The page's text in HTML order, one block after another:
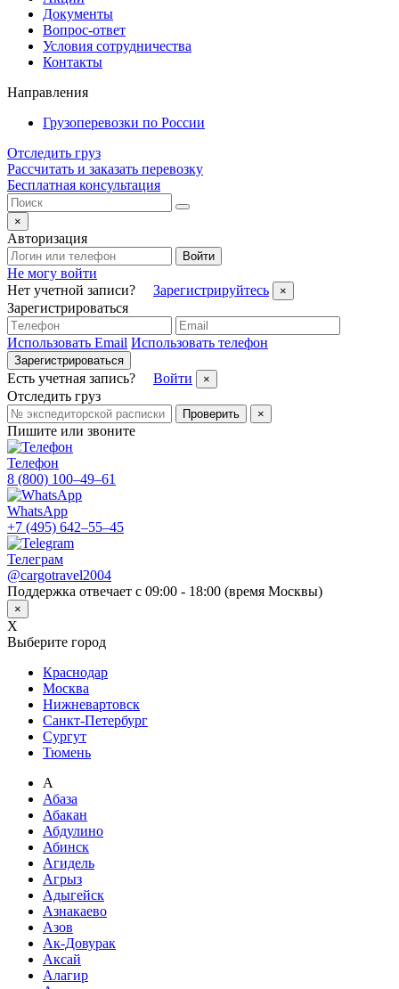
Документы
Вопрос-ответ
Условия сотрудничества
Контакты
Направления
Грузоперевозки по России
Отследить груз
Рассчитать и заказать перевозку
Бесплатная консультация
×
Авторизация
Войти
Не могу войти
Нет учетной записи?
Зарегистрируйтесь ×
Зарегистрироваться
Использовать Email Использовать телефон
Зарегистрироваться
Есть учетная запись? Войти ×
Отследить груз
Проверить ×
Пишите или звоните
Телефон
8 (800) 100–49–61
WhatsApp
+7 (495) 642–55–45
Телеграм
@cargotravel2004
Поддержка отвечает с 09:00 - 18:00 (время Москвы)
×
X
Выберите город
Краснодар
Москва
Нижневартовск
Санкт-Петербург
Сургут
Тюмень
А
Абаза
Абакан
Абдулино
Абинск
Агидель
Агрыз
Адыгейск
Азнакаево
Азов
Ак-Довурак
Аксай
Алагир